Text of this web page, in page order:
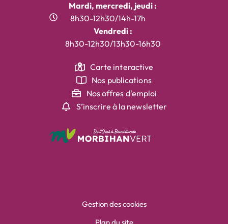
Mardi, mercredi, jeudi :
8h30-12h30/14h-17h
Vendredi :
8h30-12h30/13h30-16h30
Carte interactive
Nos publications
Nos offres d'emploi
S’inscrire à la newsletter
Gestion des cookies